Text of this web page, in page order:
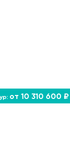
от 10 310 600 ₽